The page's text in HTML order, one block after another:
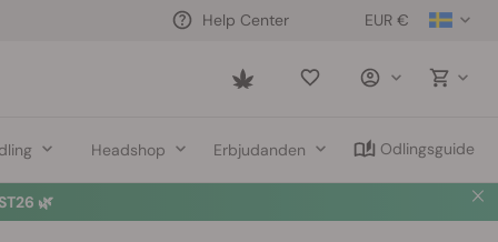
EUR €
Help Center
Saved
Headshop Erbjudanden Odlingsguide
🌿